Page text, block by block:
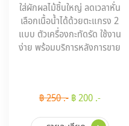
ใส่ผักผลไม้ชิ้นใหญ่ ลดเวลาหั่น
เลือกเนื้อน้ำได้ด้วยตะแกรง 2
แบบ ตัวเครื่องกะทัดรัด ใช้งาน
ง่าย พร้อมบริการหลังการขาย
฿ 250 .- ฿ 200 .-